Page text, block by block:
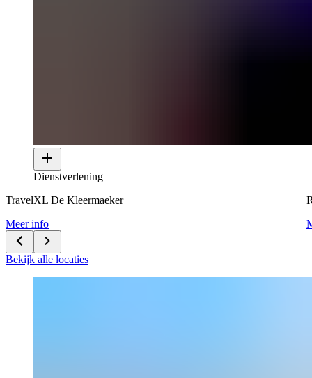
Dienstverlening
TravelXL De Kleermaeker
Meer info
Bekijk alle locaties